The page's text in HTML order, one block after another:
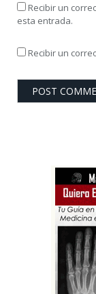
Recibir un
esta entrada.
Recibir un